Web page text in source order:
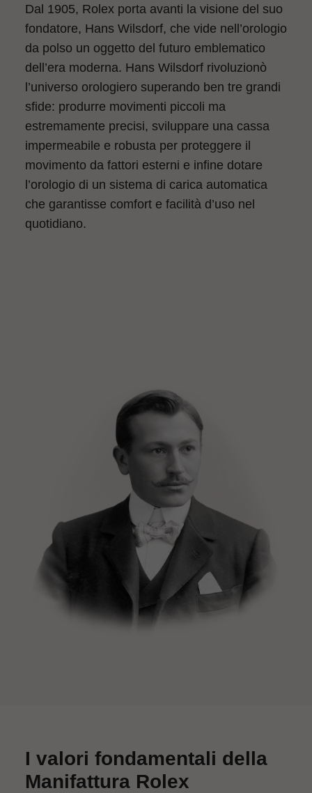
Dal 1905, Rolex porta avanti la visione del suo
fondatore, Hans Wilsdorf, che vide nell’orologio
da polso un oggetto del futuro emblematico
dell’era moderna. Hans Wilsdorf rivoluzionò
l’universo orologiero superando ben tre grandi
sfide: produrre movimenti piccoli ma
estremamente precisi, sviluppare una cassa
impermeabile e robusta per proteggere il
movimento da fattori esterni e infine dotare
l’orologio di un sistema di carica automatica
che garantisse comfort e facilità d’uso nel
quotidiano.
I valori fondamentali della
Manifattura Rolex